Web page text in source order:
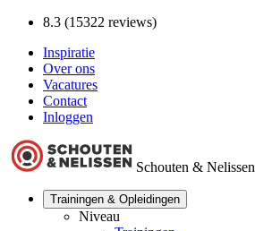
8.3 (15322 reviews)
Inspiratie
Over ons
Vacatures
Contact
Inloggen
Schouten & Nelissen
Trainingen & Opleidingen
Niveau